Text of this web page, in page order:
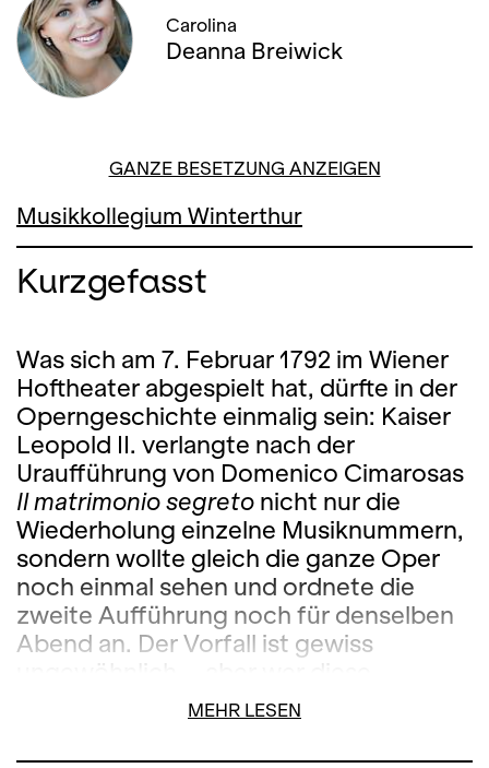
Carolina
Deanna Breiwick
GANZE BESETZUNG ANZEIGEN
Musikkollegium Winterthur
Kurzgefasst
Was sich am 7. Februar 1792 im Wiener
Hoftheater abgespielt hat, dürfte in der
Operngeschichte einmalig sein: Kaiser
Leopold II. verlangte nach der
Uraufführung von Domenico Cimarosas
Il matrimonio segreto nicht nur die
Wiederholung einzelne Musiknummern,
sondern wollte gleich die ganze Oper
noch einmal sehen und ordnete die
zweite Aufführung noch für denselben
Abend an. Der Vorfall ist gewiss
turbulente Buffo-Oper voller
unschlagbarer Situationskomik gesehen
und Cimarosas von Witz und Charme
MEHR LESEN